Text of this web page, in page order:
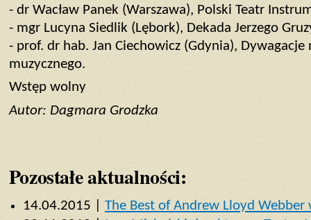
- dr Wacław Panek (Warszawa), Polski Teatr
- mgr Lucyna Siedlik (Lębork), Dekada Jerzego
- prof. dr hab. Jan Ciechowicz (Gdynia),
muzycznego.
Wstęp wolny
Autor: Dagmara Grodzka
Pozostałe aktualności:
14.04.2015 |The Best of Andrew Lloyd Webber